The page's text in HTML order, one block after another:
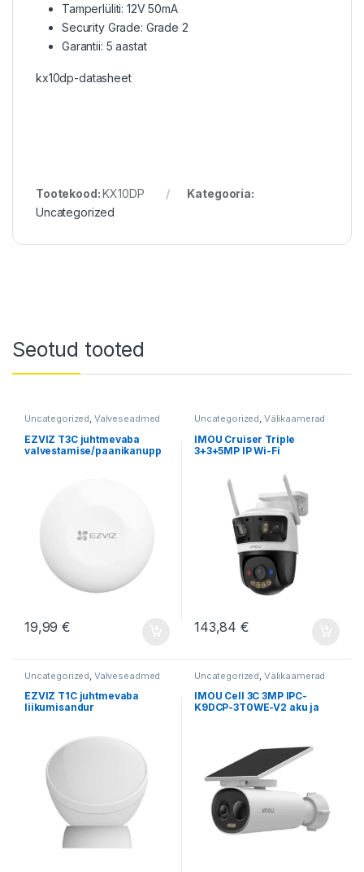
Tamperlüliti: 12V 50mA
Security Grade: Grade 2
Garantii: 5 aastat
kx10dp-datasheet
Tootekood: KX10DP
Kategooria:
Uncategorized
Seotud tooted
Uncategorized, Valveseadmed
EZVIZ T3C juhtmevaba
valvestamise/paanikanupp
19,99€
Uncategorized, Välikaamerad
IMOU Cruiser Triple
3+3+5MP IP Wi-Fi
143,84€
Uncategorized, Valveseadmed
EZVIZ T1C juhtmevaba
liikumisandur
Uncategorized, Välikaamerad
IMOU Cell 3C 3MP IPC-
K9DCP-3T0WE-V2 aku ja